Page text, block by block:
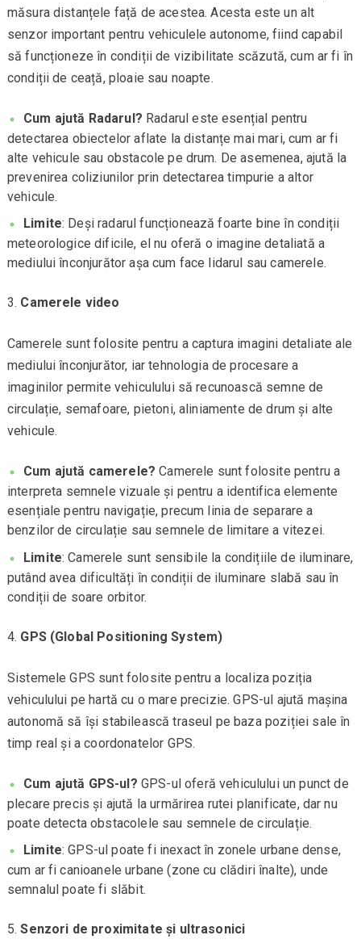
măsura distanțele față de acestea. Acesta este un alt
senzor important pentru vehiculele autonome, fiind capabil
să funcționeze în condiții de vizibilitate scăzută, cum ar fi în
condiții de ceață, ploaie sau noapte.
Cum ajută Radarul? Radarul este esențial pentru
detectarea obiectelor aflate la distanțe mai mari, cum ar fi
alte vehicule sau obstacole pe drum. De asemenea, ajută la
prevenirea coliziunilor prin detectarea timpurie a altor
vehicule.
Limite: Deși radarul funcționează foarte bine în condiții
meteorologice dificile, el nu oferă o imagine detaliată a
mediului înconjurător așa cum face lidarul sau camerele.
Camerele video
Camerele sunt folosite pentru a captura imagini detaliate ale
mediului înconjurător, iar tehnologia de procesare a
imaginilor permite vehiculului să recunoască semne de
circulație, semafoare, pietoni, aliniamente de drum și alte
vehicule.
Cum ajută camerele? Camerele sunt folosite pentru a
interpreta semnele vizuale și pentru a identifica elemente
esențiale pentru navigație, precum linia de separare a
benzilor de circulație sau semnele de limitare a vitezei.
Limite: Camerele sunt sensibile la condițiile de iluminare,
putând avea dificultăți în condiții de iluminare slabă sau în
condiții de soare orbitor.
GPS (Global Positioning System)
Sistemele GPS sunt folosite pentru a localiza poziția
vehiculului pe hartă cu o mare precizie. GPS-ul ajută mașina
autonomă să își stabilească traseul pe baza poziției sale în
timp real și a coordonatelor GPS.
Cum ajută GPS-ul? GPS-ul oferă vehiculului un punct de
plecare precis și ajută la urmărirea rutei planificate, dar nu
poate detecta obstacolele sau semnele de circulație.
Limite: GPS-ul poate fi inexact în zonele urbane dense,
cum ar fi canioanele urbane (zone cu clădiri înalte), unde
semnalul poate fi slăbit.
Senzori de proximitate și ultrasonici